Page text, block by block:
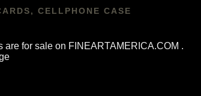
CELLPHONE CASE
are for sale on FINEARTAMERICA.COM .